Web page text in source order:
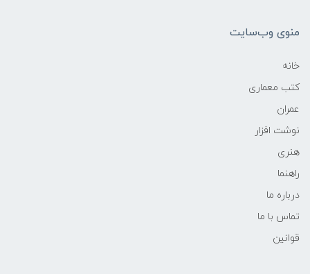
منوی وب‌سایت
خانه
کتب معماری
عمران
نوشت افزار
هنری
راهنما
درباره ما
تماس با ما
قوانین